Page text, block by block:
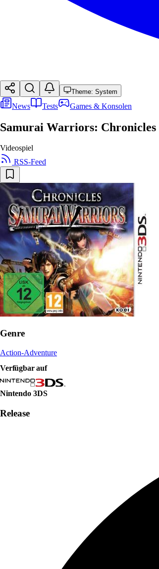
Theme: System
News Tests Games & Konsolen
Samurai Warriors: Chronicles
Videospiel
RSS-Feed
Genre
Action-Adventure
Verfügbar auf
Nintendo 3DS
Release